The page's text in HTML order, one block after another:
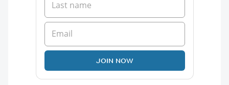
JOIN NOW